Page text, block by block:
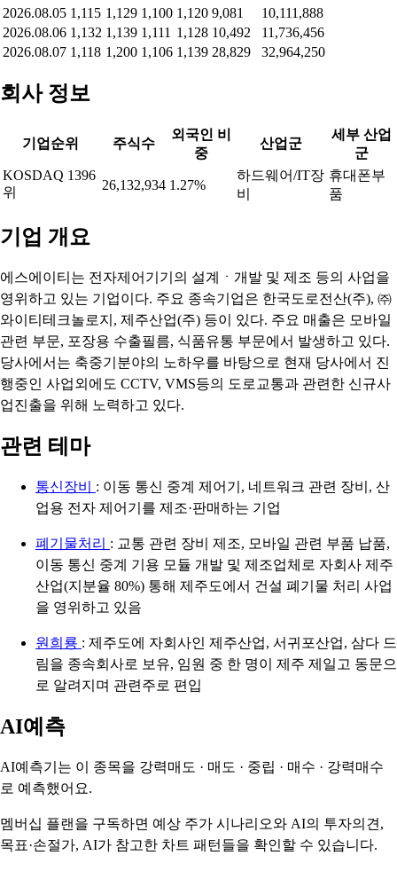
2026.08.05 1,115 1,129 1,100 1,120 9,081
10,111,888
2026.08.06 1,132 1,139 1,111 1,128 10,492
11,736,456
2026.08.07 1,118 1,200 1,106 1,139 28,829 32,964,250
회사 정보
기업순위 주식수
외국인 비
중
산업군
세부 산업
군
KOSDAQ 1396
위
26,132,934 1.27%
하드웨어/IT장
비
휴대폰부
품
기업 개요
에스에이티는 전자제어기기의 설계ㆍ개발 및 제조 등의 사업을
영위하고 있는 기업이다. 주요 종속기업은 한국도로전산(주), ㈜
와이티테크놀로지, 제주산업(주) 등이 있다. 주요 매출은 모바일
관련 부문, 포장용 수출필름, 식품유통 부문에서 발생하고 있다.
당사에서는 축중기분야의 노하우를 바탕으로 현재 당사에서 진
행중인 사업외에도 CCTV, VMS등의 도로교통과 관련한 신규사
업진출을 위해 노력하고 있다.
관련 테마
통신장비 : 이동 통신 중계 제어기, 네트워크 관련 장비, 산
업용 전자 제어기를 제조·판매하는 기업
폐기물처리 : 교통 관련 장비 제조, 모바일 관련 부품 납품,
이동 통신 중계 기용 모듈 개발 및 제조업체로 자회사 제주
산업(지분율 80%) 통해 제주도에서 건설 폐기물 처리 사업
을 영위하고 있음
원희룡 : 제주도에 자회사인 제주산업, 서귀포산업, 삼다 드
림을 종속회사로 보유, 임원 중 한 명이 제주 제일고 동문으
로 알려지며 관련주로 편입
AI예측
AI예측기는 이 종목을 강력매도 · 매도 · 중립 · 매수 · 강력매수
로 예측했어요.
멤버십 플랜을 구독하면 예상 주가 시나리오와 AI의 투자의견,
목표·손절가, AI가 참고한 차트 패턴들을 확인할 수 있습니다.